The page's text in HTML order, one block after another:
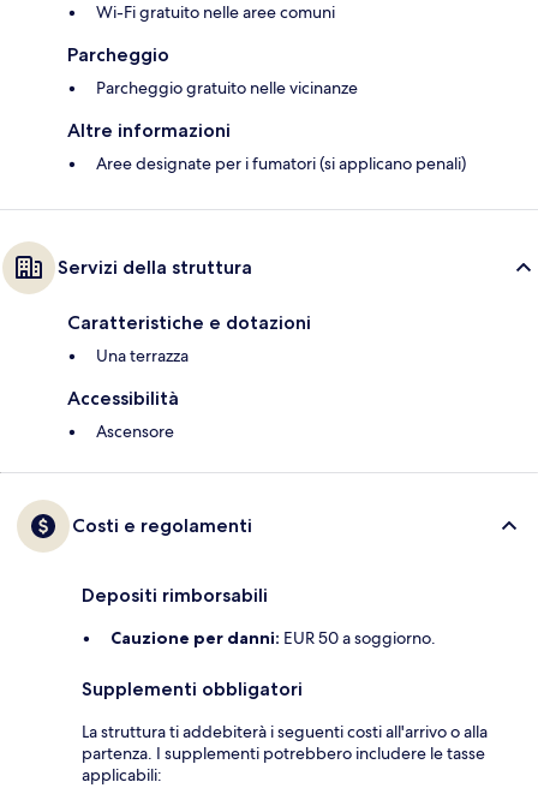
Wi-Fi gratuito nelle aree comuni
Parcheggio
Parcheggio gratuito nelle vicinanze
Altre informazioni
Aree designate per i fumatori (si applicano penali)
Servizi della struttura
Caratteristiche e dotazioni
Una terrazza
Accessibilità
Ascensore
Costi e regolamenti
Depositi rimborsabili
Cauzione per danni: EUR 50 a soggiorno.
Supplementi obbligatori
La struttura ti addebiterà i seguenti costi all'arrivo o alla
partenza. I supplementi potrebbero includere le tasse
applicabili: